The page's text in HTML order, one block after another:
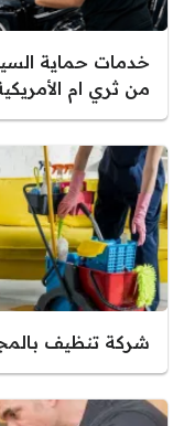
خدمات حماية
من ثري ام
شركة تنظيف